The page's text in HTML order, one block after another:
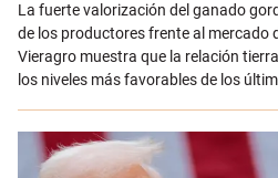
La fuerte valorización del ganado
de los productores frente al mercado
Vieragro muestra que la relación
los niveles más favorables de los